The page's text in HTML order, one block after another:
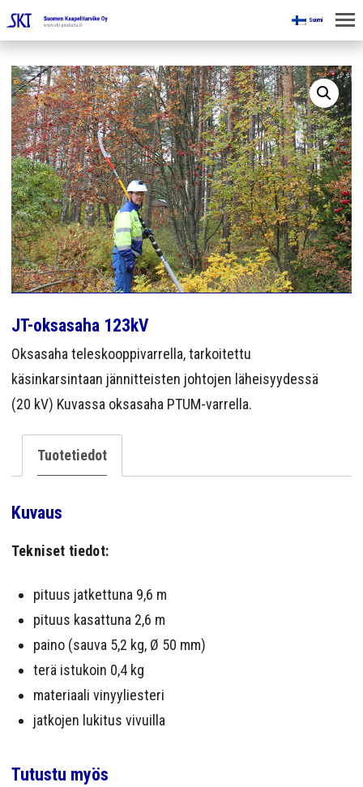
Suomi
KOTI
KAIVOKSILLE
TUOTTEET
KAIKKI OSASTOT
KAAPELINKÄSITTELYLAITTEET
JÄNNITETYÖLINJAVARUSTEET
KAIVOSTEOLLISUUDEN LAITTEET
ESITTEET
YRITYS
YHTEYS
JT-oksasaha 123kV
Oksasaha teleskooppivarrella, tarkoitettu
käsinkarsintaan jännitteisten johtojen läheisyydessä
(20 kV) Kuvassa oksasaha PTUM-varrella.
Tuotetiedot
Kuvaus
Tekniset tiedot:
pituus jatkettuna 9,6 m
pituus kasattuna 2,6 m
paino (sauva 5,2 kg, Ø 50 mm)
terä istukoin 0,4 kg
materiaali vinyyliesteri
jatkojen lukitus vivuilla
Tutustu myös